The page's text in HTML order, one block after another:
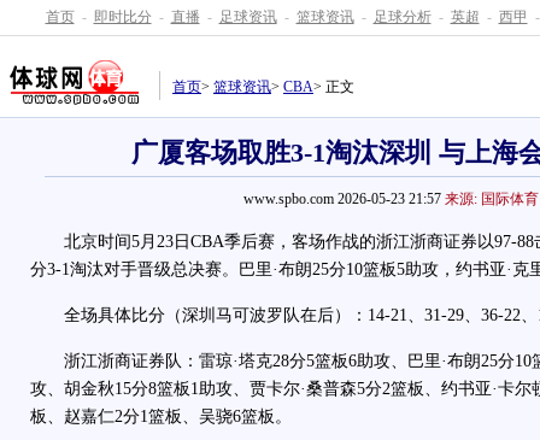
首页 - 即时比分 - 直播 - 足球资讯 - 篮球资讯 - 足球分析 - 英超 - 西甲 -
首页> 篮球资讯> CBA> 正文
广厦客场取胜3-1淘汰深圳 与上海
www.spbo.com 2026-05-23 21:57 来源: 国际体育
北京时间5月23日CBA季后赛，客场作战的浙江浙商证券以97-88
分3-1淘汰对手晋级总决赛。巴里·布朗25分10篮板5助攻，约书亚·克
全场具体比分（深圳马可波罗队在后）：14-21、31-29、36-22、
浙江浙商证券队：雷琼·塔克28分5篮板6助攻、巴里·布朗25分10
攻、胡金秋15分8篮板1助攻、贾卡尔·桑普森5分2篮板、约书亚·卡尔
板、赵嘉仁2分1篮板、吴骁6篮板。